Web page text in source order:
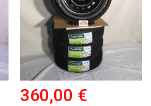
360,00 €